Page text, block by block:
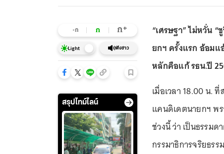
-ก ก ก+
Light ฟังข่าว
สรุปไทม์ไลน์
“เศรษฐา” ไม่หวั่น
ยกฯ ครั้งแรก อ้อมแ
หลักคือแก้ รธน.ปี
เมื่อเวลา 18.00 น.
แคนดิเดตนายกฯ พ
ช่วงนี้ ว่า เป็นธรรม
กรรมาธิการจริยธร